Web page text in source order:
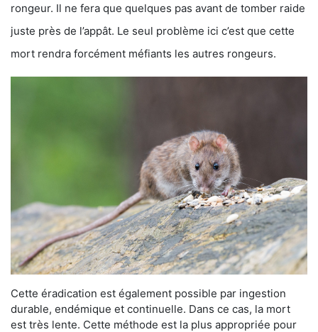
rongeur. Il ne fera que quelques pas avant de tomber raide
juste près de l’appât. Le seul problème ici c’est que cette
mort rendra forcément méfiants les autres rongeurs.
Cette éradication est également possible par ingestion
durable, endémique et continuelle. Dans ce cas, la mort
est très lente. Cette méthode est la plus appropriée pour